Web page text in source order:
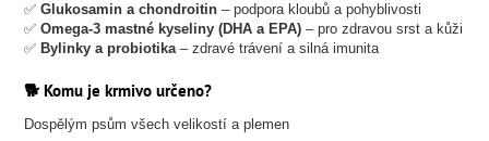
✅Glukosamin a chondroitin – podpora kloubů a pohyblivosti
✅Omega-3 mastné kyseliny (DHA a EPA) – pro zdravou srst a kůži
✅ Bylinky a probiotika– zdravé trávení a silná imunita
🐕 Komu je krmivo určeno?
Dospělým psům všech velikostí a plemen